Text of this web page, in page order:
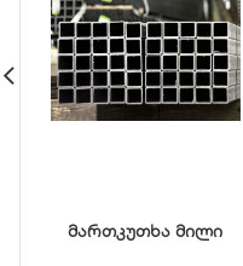
მართკუთხა მილი